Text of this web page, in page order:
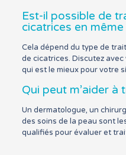
Est-il possible de
cicatrices en
Cela dépend du type de
de cicatrices. Discutez
qui est le mieux pour votre
Qui peut m’aider à
Un dermatologue, un
des soins de la peau sont
qualifiés pour évaluer et